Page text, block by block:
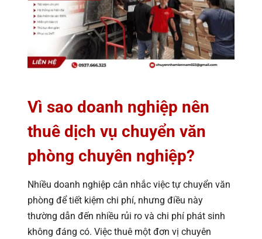
Vì sao doanh nghiệp nên
thuê dịch vụ chuyển văn
phòng chuyên nghiệp?
Nhiều doanh nghiệp cân nhắc việc tự chuyển văn
phòng để tiết kiệm chi phí, nhưng điều này
thường dẫn đến nhiều rủi ro và chi phí phát sinh
không đáng có. Việc thuê một đơn vị chuyên